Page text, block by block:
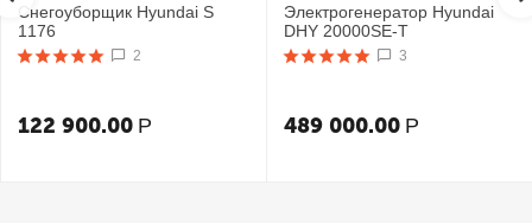
Снегоуборщик Hyundai S
1176
2
122 900.00 Р
Электрогенератор Hyundai
DHY 20000SE-T
3
489 000.00 Р